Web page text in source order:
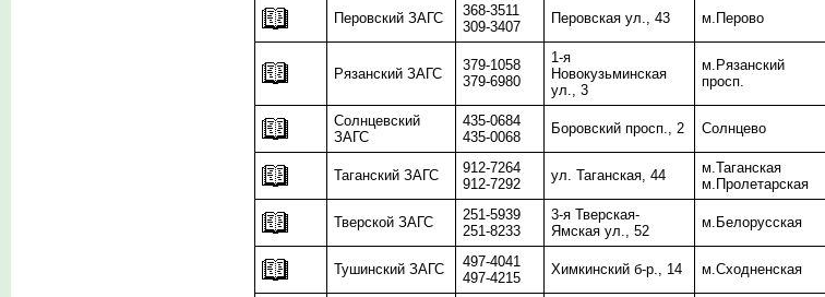
Перовский ЗАГС
368-3511
309-3407
Перовская ул., 43 м.Перово
Рязанский ЗАГС
379-1058
379-6980
1-я
Новокузьминская
ул., 3
м.Рязанский
просп.
Солнцевский
ЗАГС
435-0684
435-0068
Боровский просп., 2 Солнцево
Таганский ЗАГС
912-7264
912-7292
ул. Таганская, 44
м.Таганская
м.Пролетарская
Тверской ЗАГС
251-5939
251-8233
3-я Тверская-
Ямская ул., 52
м.Белорусская
Тушинский ЗАГС
497-4041
497-4215
Химкинский б-р., 14 м.Сходненская